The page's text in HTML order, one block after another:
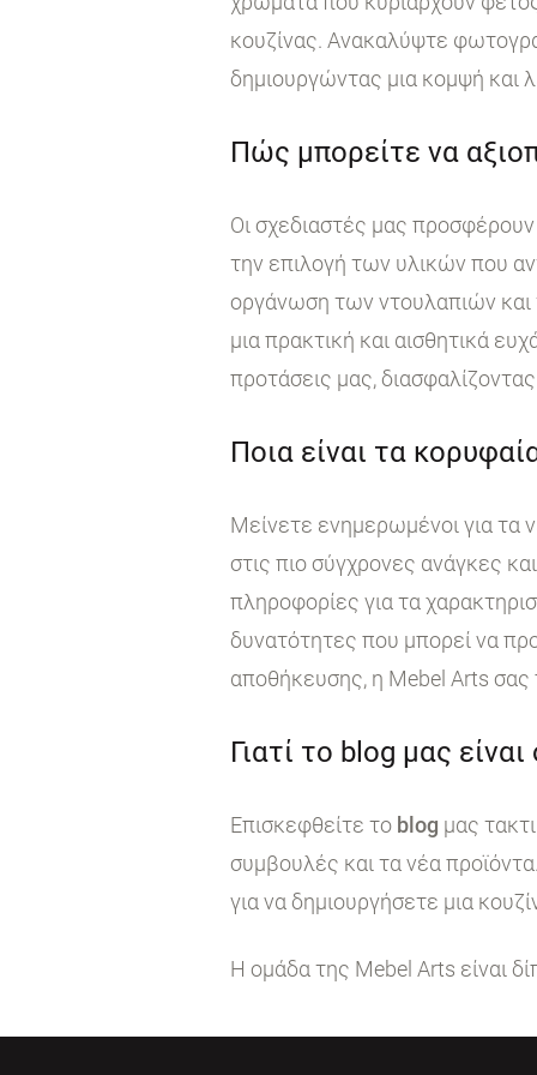
κουζίνας. Ανακαλύψτε
δημιουργώντας μια κομψή και
Πώς μπορείτε να
Οι σχεδιαστές μας
την επιλογή των υλικών που
οργάνωση των ντουλαπιών και
μια πρακτική και αισθητικά
προτάσεις μας,
Ποια είναι τα
Μείνετε ενημερωμένοι για τα
στις πιο σύγχρονες ανάγκες
πληροφορίες για τα
δυνατότητες που μπορεί να
αποθήκευσης, η Mebel Arts σας
Γιατί το blog μας
Επισκεφθείτε το blog μας
συμβουλές και τα νέα
για να δημιουργήσετε μια
Η ομάδα της Mebel Arts είναι